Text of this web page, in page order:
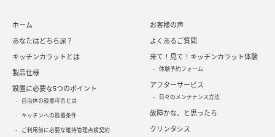
ホーム
あなたはどちら派？
キッチンカラットとは
製品仕様
設置に必要な5つのポイント
自治体の設置可否とは
キッチンへの設置条件
ご利用前に必要な維持管理点検契約
お客様の声
よくあるご質問
来て！見て！キッチンカラット体験
体験予約フォーム
アフターサービス
日々のメンテナンス方法
故障かな、と思ったら
クリンタシス